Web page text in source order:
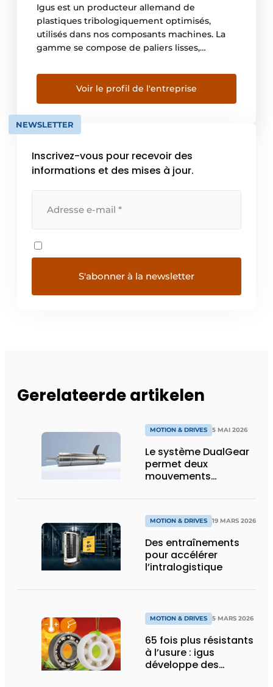
Igus est un producteur allemand de
plastiques tribologiquement optimisés,
utilisés dans nos composants machines. La
gamme se compose de paliers lisses,
câbles. Nous les appelons les “motion
plastics” En Belgique, nous avons plus de
3000 clients actifs dans toutes sortes
d’industries. Avec nos configurateurs en
ligne disponibles sur notre […]
Voir le profil de l'entreprise
NEWSLETTER
Inscrivez-vous pour recevoir des
informations et des mises à jour.
Gerelateerde artikelen
MOTION & DRIVES 5 MAI 2026
Le système DualGear
permet deux
mouvements
maximales
MOTION & DRIVES 19 MARS 2026
Des entraînements
pour accélérer
l’intralogistique
MOTION & DRIVES 5 MARS 2026
65 fois plus résistants
à l’usure : igus
développe des